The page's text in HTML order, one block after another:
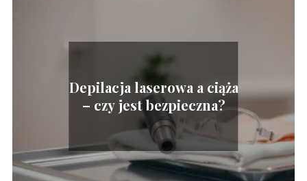
Depilacja laserowa a ciąża
– czy jest bezpieczna?